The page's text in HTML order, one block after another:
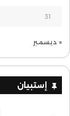
31
« ديسمبر
إستبيان